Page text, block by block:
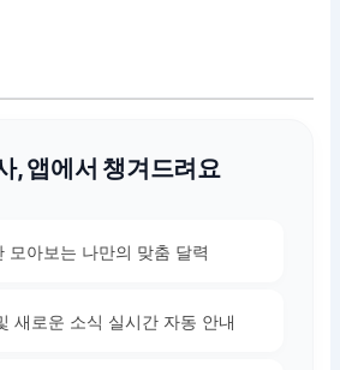
, 앱에서 챙겨드려요
모아보는 나만의 맞춤 달력
새로운 소식 실시간 자동 안내